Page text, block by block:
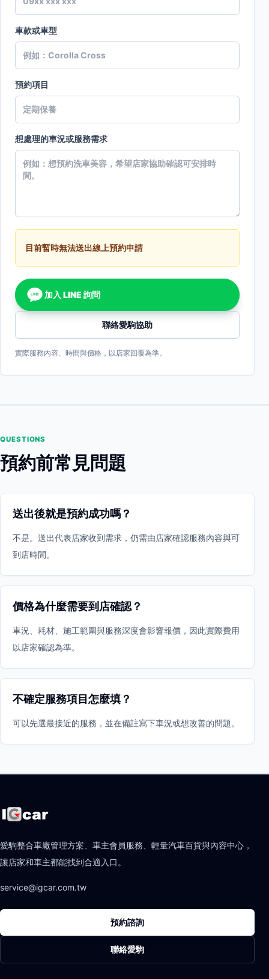
車款或車型
預約項目
想處理的車況或服務需求
目前暫時無法送出線上預約申請
LINE 加入 LINE 詢問
聯絡愛駒協助
實際服務內容、時間與價格，以店家回覆為準。
QUESTIONS
預約前常見問題
送出後就是預約成功嗎？
不是。送出代表店家收到需求，仍需由店家確認服務內容與可
到店時間。
價格為什麼需要到店確認？
車況、耗材、施工範圍與服務深度會影響報價，因此實際費用
以店家確認為準。
不確定服務項目怎麼填？
可以先選最接近的服務，並在備註寫下車況或想改善的問題。
愛駒整合車廠管理方案、車主會員服務、輕量汽車百貨與內容中心，
讓店家和車主都能找到合適入口。
service@igcar.com.tw
預約諮詢
聯絡愛駒